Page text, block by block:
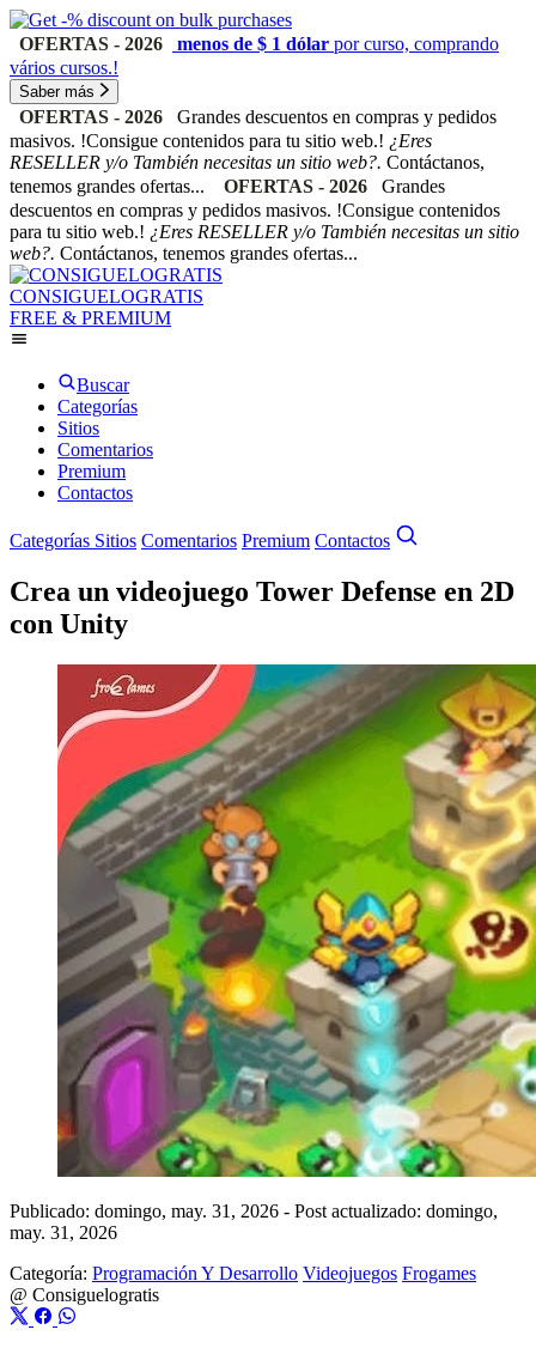
OFERTAS - 2026 menos de $ 1 dólar por curso, comprando
vários cursos.!
Saber más
OFERTAS - 2026
Grandes descuentos en compras y pedidos
masivos. !Consigue contenidos para tu sitio web.! ¿Eres
RESELLER y/o También necesitas un sitio web?. Contáctanos,
tenemos grandes ofertas...
OFERTAS - 2026
Grandes
descuentos en compras y pedidos masivos. !Consigue contenidos
para tu sitio web.! ¿Eres RESELLER y/o También necesitas un sitio
web?. Contáctanos, tenemos grandes ofertas...
CONSIGUELOGRATIS
FREE & PREMIUM
Buscar
Categorías
Sitios
Comentarios
Premium
Contactos
Categorías Sitios Comentarios Premium Contactos
Crea un videojuego Tower Defense en 2D
con Unity
Publicado: domingo, may. 31, 2026 - Post actualizado: domingo,
may. 31, 2026
Categoría: Programación Y Desarrollo Videojuegos Frogames
@ Consiguelogratis